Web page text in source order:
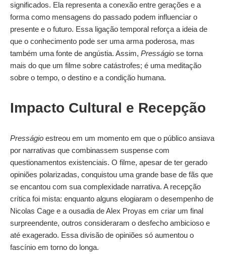
significados. Ela representa a conexão entre gerações e a
forma como mensagens do passado podem influenciar o
presente e o futuro. Essa ligação temporal reforça a ideia de
que o conhecimento pode ser uma arma poderosa, mas
também uma fonte de angústia. Assim, Presságio se torna
mais do que um filme sobre catástrofes; é uma meditação
sobre o tempo, o destino e a condição humana.
Impacto Cultural e Recepção
Presságio estreou em um momento em que o público ansiava
por narrativas que combinassem suspense com
questionamentos existenciais. O filme, apesar de ter gerado
opiniões polarizadas, conquistou uma grande base de fãs que
se encantou com sua complexidade narrativa. A recepção
crítica foi mista: enquanto alguns elogiaram o desempenho de
Nicolas Cage e a ousadia de Alex Proyas em criar um final
surpreendente, outros consideraram o desfecho ambicioso e
até exagerado. Essa divisão de opiniões só aumentou o
fascínio em torno do longa.